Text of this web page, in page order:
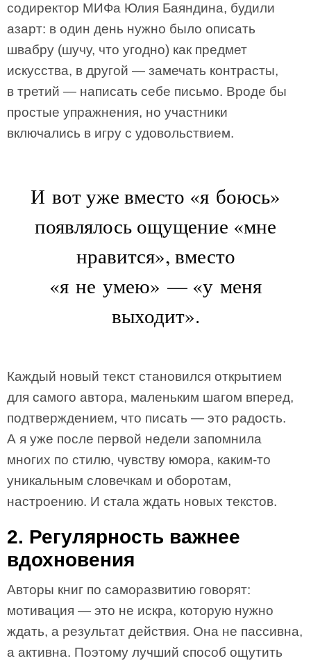
содиректор МИФа Юлия Баяндина, будили
азарт: в один день нужно было описать
швабру (шучу, что угодно) как предмет
искусства, в другой — замечать контрасты,
в третий — написать себе письмо. Вроде бы
простые упражнения, но участники
включались в игру с удовольствием.
И вот уже вместо «я боюсь»
появлялось ощущение «мне
нравится», вместо
«я не умею» — «у меня
выходит».
Каждый новый текст становился открытием
для самого автора, маленьким шагом вперед,
подтверждением, что писать — это радость.
А я уже после первой недели запомнила
многих по стилю, чувству юмора, каким-то
уникальным словечкам и оборотам,
настроению. И стала ждать новых текстов.
2. Регулярность важнее
вдохновения
Авторы книг по саморазвитию говорят:
мотивация — это не искра, которую нужно
ждать, а результат действия. Она не пассивна,
а активна. Поэтому лучший способ ощутить